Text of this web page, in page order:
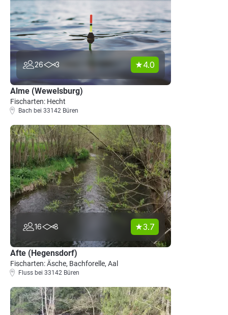
26 3 4.0
Alme (Wewelsburg)
Fischarten: Hecht
Bach bei 33142 Büren
16 8 3.7
Afte (Hegensdorf)
Fischarten: Äsche, Bachforelle, Aal
Fluss bei 33142 Büren